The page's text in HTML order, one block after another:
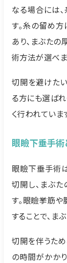
なる場合には
す。糸の留め
あり、まぶた
術方法が選べま
切開を避けた
る方にも選ば
く行われていま
眼瞼下垂手術
眼瞼下垂手術
切開し、まぶ
す。眼瞼挙筋
することで、ま
切開を伴うた
の時間がかか